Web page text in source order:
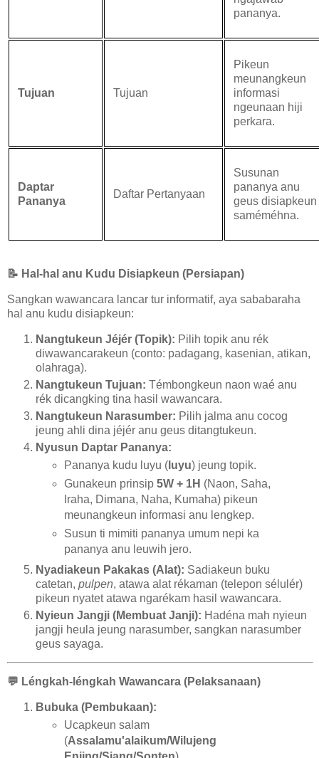
pananya.
Tujuan Tujuan
Pikeun
meunangkeun
informasi
ngeunaan hiji
perkara.
Daptar
Pananya
Daftar Pertanyaan
Susunan
pananya anu
geus disiapkeun
saméméhna.
📝 Hal-hal anu Kudu Disiapkeun (Persiapan)
Sangkan wawancara lancar tur informatif, aya sababaraha
hal anu kudu disiapkeun:
Nangtukeun Jéjér (Topik): Pilih topik anu rék
diwawancarakeun (conto: padagang, kasenian, atikan,
olahraga).
Nangtukeun Tujuan: Témbongkeun naon waé anu
rék dicangking tina hasil wawancara.
Nangtukeun Narasumber: Pilih jalma anu cocog
jeung ahli dina jéjér anu geus ditangtukeun.
Nyusun Daptar Pananya:
Pananya kudu luyu (luyu) jeung topik.
Gunakeun prinsip 5W + 1H (Naon, Saha,
Iraha, Dimana, Naha, Kumaha) pikeun
meunangkeun informasi anu lengkep.
Susun ti mimiti pananya umum nepi ka
pananya anu leuwih jero.
Nyadiakeun Pakakas (Alat): Sadiakeun buku
catetan, pulpen, atawa alat rékaman (telepon sélulér)
pikeun nyatet atawa ngarékam hasil wawancara.
Nyieun Jangji (Membuat Janji): Hadéna mah nyieun
jangji heula jeung narasumber, sangkan narasumber
geus sayaga.
💬 Léngkah-léngkah Wawancara (Pelaksanaan)
Bubuka (Pembukaan):
Ucapkeun salam
(Assalamu'alaikum/Wilujeng